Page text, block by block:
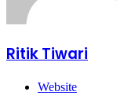
Ritik Tiwari
Website